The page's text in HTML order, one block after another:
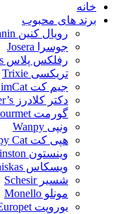
خانه
برند های محبوب
رویال کنین Royal Canin
جوسرا Josera
رفلکس پلاس Reflex Plus
تریکسی Trixie
جیم کت GimCat
دکتر کلادرز Dr.Clauder’s
گورمت Gourmet
ونپی Wanpy
هپی کت Happy Cat
وینستون Winston
ویسکاس Whiskas
شسیر Schesir
مونلو Monello
یوروپت Europet